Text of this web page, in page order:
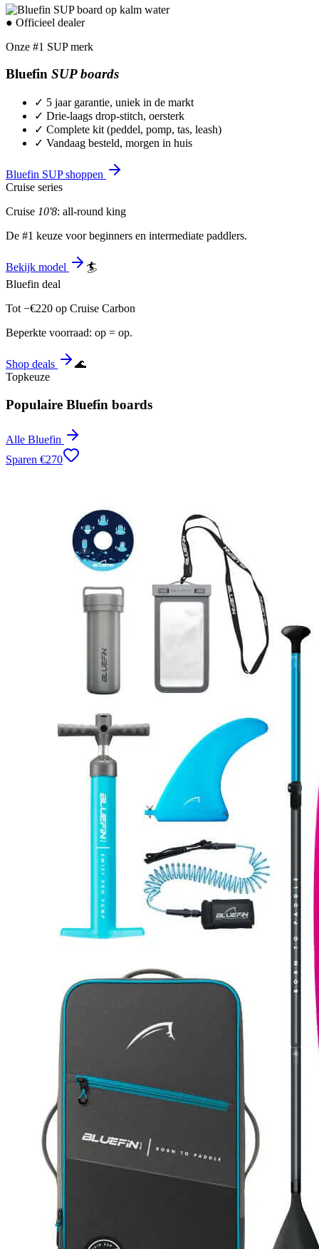
● Officieel dealer
Onze #1 SUP merk
Bluefin SUP boards
✓ 5 jaar garantie, uniek in de markt
✓ Drie-laags drop-stitch, oersterk
✓ Complete kit (peddel, pomp, tas, leash)
✓ Vandaag besteld, morgen in huis
Bluefin SUP shoppen
Cruise series
Cruise 10'8: all-round king
De #1 keuze voor beginners en intermediate paddlers.
Bekijk model
🏄
Bluefin deal
Tot −€220 op Cruise Carbon
Beperkte voorraad: op = op.
Shop deals
🌊
Topkeuze
Populaire Bluefin boards
Alle Bluefin
Sparen €270